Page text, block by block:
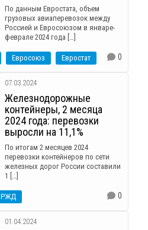
По данным Евростата, объем
грузовых авиаперевозок между
Россией и Евросоюзом в январе-
феврале 2024 года […]
Евросоюз Евростат 0
07.03.2024
Железнодорожные
контейнеры, 2 месяца
2024 года: перевозки
выросли на 11,1%
По итогам 2 месяцев 2024
перевозки контейнеров по сети
железных дорог России составили
1 […]
РЖД 0
01.04.2024